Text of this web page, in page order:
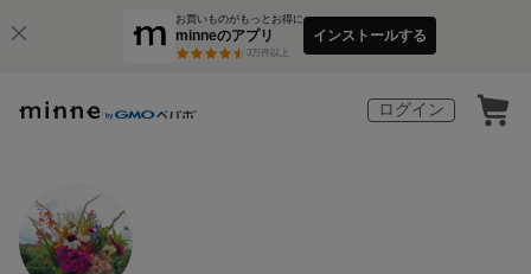
お買いものがもっとお得に
minneのアプリ
3万件以上
インストールする
ログイン